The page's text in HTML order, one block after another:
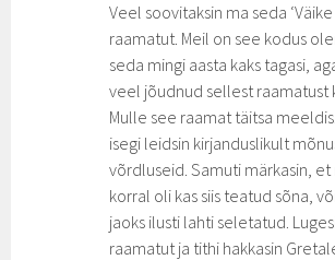
Veel soovitaksin ma seda
raamatut. Meil on see kodus
seda mingi aasta kaks tagasi,
veel jõudnud sellest raamatust
Mulle see raamat täitsa
isegi leidsin kirjanduslikult
võrdluseid. Samuti märkasin,
korral oli kas siis teatud sõna,
jaoks ilusti lahti seletatud.
raamatut ja tithi hakkasin